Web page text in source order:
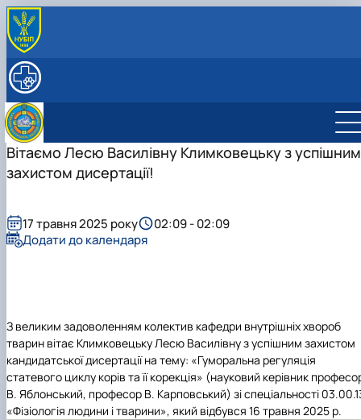
ПРО КАФЕДРУ
СПІВРОБІТНИКИ
Допоміжний персонал
НАУКОВА ДІЯЛЬНІСТЬ
Студентський науковий гурток з "Клінічної
діагностики хвороб тварин"
Керівник гуртка
Звіт гуртка
Фотогалерея
Список гуртківців
Студентський науковий гурток "Внутрішніх
Керівник гуртка
План роботи гуртка
Звіт гуртка
Вітаємо Лесю Василівну Климковецьку з успішним
захистом дисертації!
З великим задоволенням колектив кафедри внутрішніх хвороб
тварин вітає Климковецьку Лесю Василівну з успішним захистом
кандидатської дисертації на тему: «Гуморальна регуляція
статевого циклу корів та її корекція» (науковий керівник
В. Яблонський, професор В. Карповський) зі спеціальності
«Фізіологія людини і тварини», який відбувся 16 травня 2025 р.
17 травня 2025 року
02:09 - 02:09
Додати до календаря